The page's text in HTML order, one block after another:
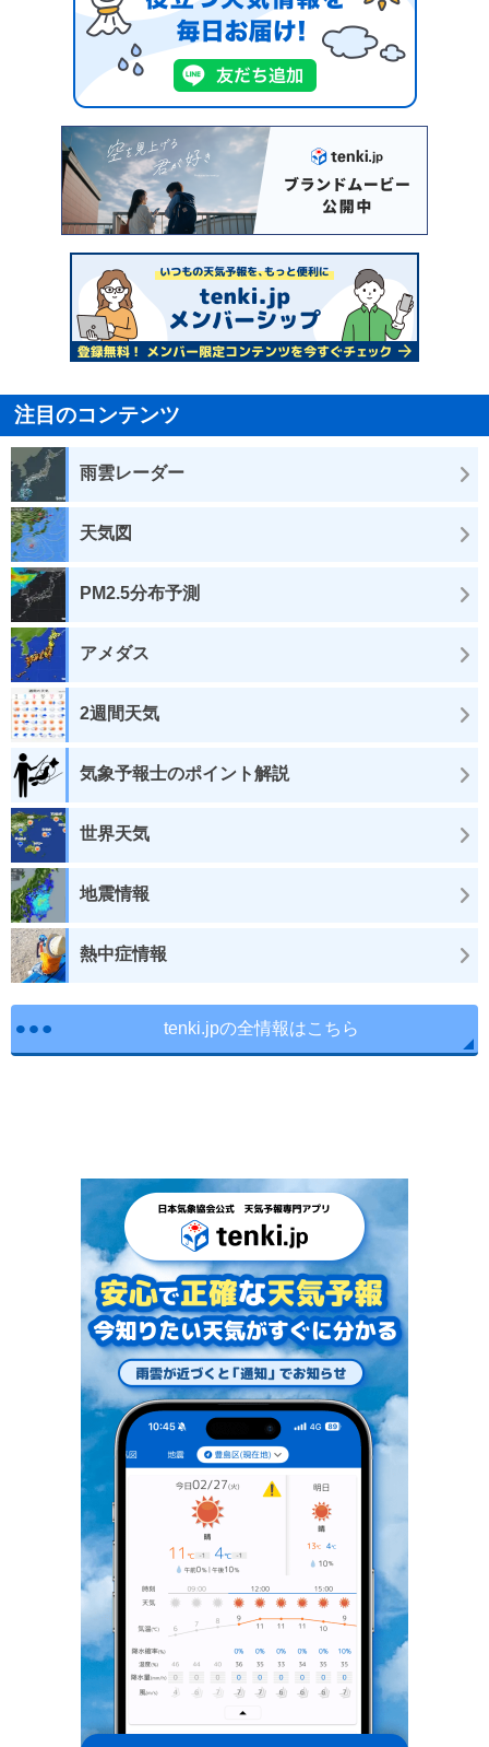
注目のコンテンツ
雨雲レーダー
天気図
PM2.5分布予測
アメダス
2週間天気
気象予報士のポイント解説
世界天気
地震情報
熱中症情報
tenki.jpの全情報はこちら